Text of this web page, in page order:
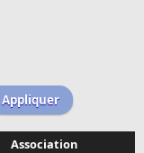
Association